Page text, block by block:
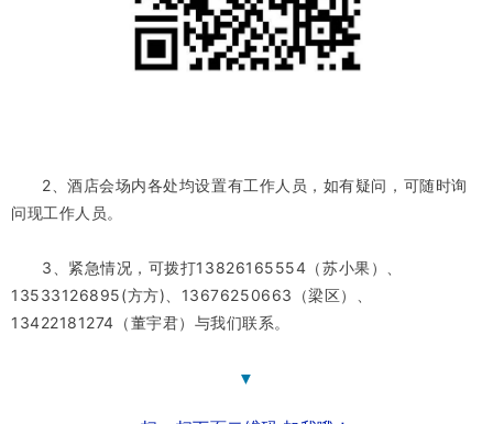
2、酒店会场内各处均设置有工作人员，如有疑问，可随时询
问现工作人员。
3、紧急情况，可拨打13826165554 （苏小果 ）
13533126895(方方)、13676250663（梁区）、
13422181274（董宇君）与我们联系。
▼